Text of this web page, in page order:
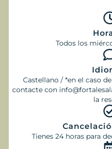
Todos los
Castellano / *en el caso
contacte con
la
Tienes 24 horas para